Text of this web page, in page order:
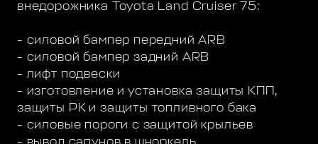
внедорожника Toyota Land Cruiser 75:
- силовой бампер передний ARB
- силовой бампер задний ARB
- лифт подвески
- изготовление и установка защиты КПП,
защиты РК и защиты топливного бака
- силовые пороги с защитой крыльев